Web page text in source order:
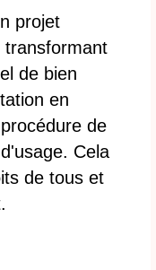
projet
transformant
de bien
en
de
Cela
de tous et